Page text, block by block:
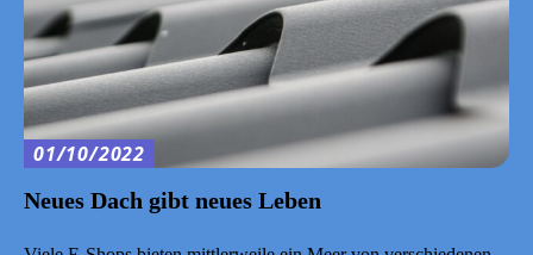
01/10/2022
Neues Dach gibt neues Leben